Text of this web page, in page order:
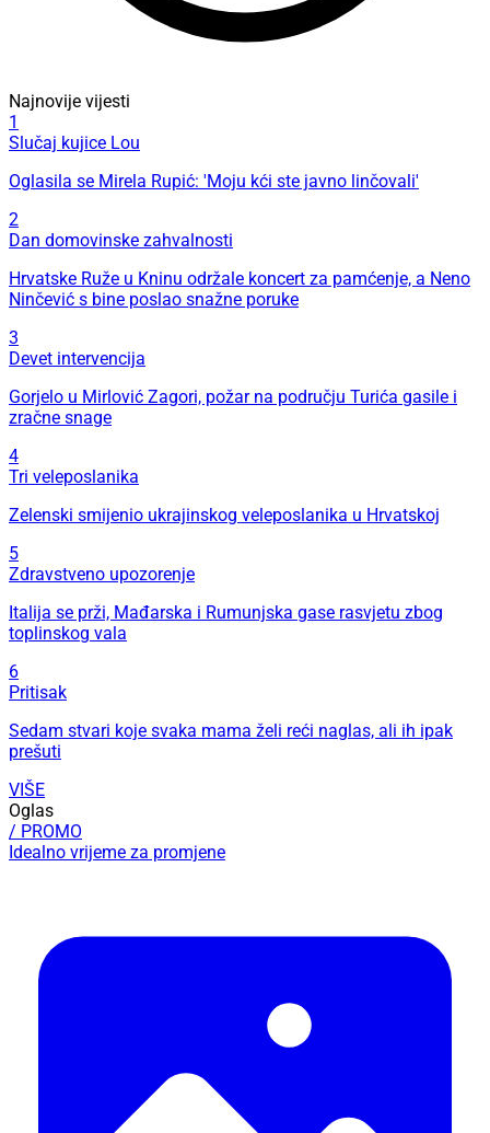
Najnovije vijesti
1
Slučaj kujice Lou
Oglasila se Mirela Rupić: 'Moju kći ste javno linčovali'
2
Dan domovinske zahvalnosti
Hrvatske Ruže u Kninu održale koncert za pamćenje, a Neno
Ninčević s bine poslao snažne poruke
3
Devet intervencija
Gorjelo u Mirlović Zagori, požar na području Turića gasile i
zračne snage
4
Tri veleposlanika
Zelenski smijenio ukrajinskog veleposlanika u Hrvatskoj
5
Zdravstveno upozorenje
Italija se prži, Mađarska i Rumunjska gase rasvjetu zbog
toplinskog vala
6
Pritisak
Sedam stvari koje svaka mama želi reći naglas, ali ih ipak
prešuti
VIŠE
Oglas
/ PROMO
Idealno vrijeme za promjene